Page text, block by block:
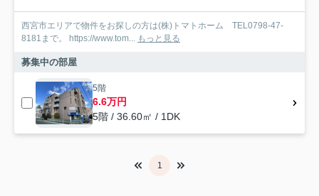
西宮市エリアで物件をお探しの方は(株)トマトホーム TEL0798-47-
8181まで。 https://www.tom... もっと見る
募集中の部屋
5階
6.6万円
5階 / 36.60㎡ / 1DK
1